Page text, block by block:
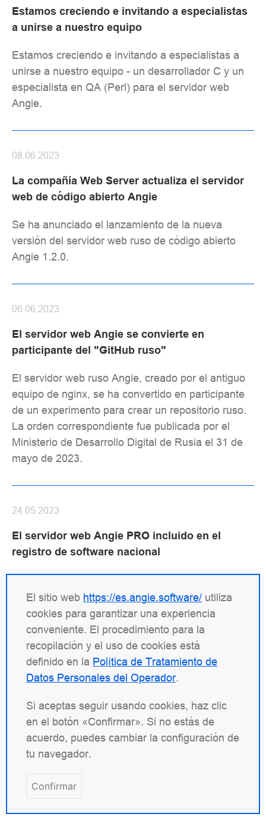
Estamos creciendo e invitando a especialistas
a unirse a nuestro equipo
Estamos creciendo e invitando a especialistas a
unirse a nuestro equipo - un desarrollador C y un
especialista en QA (Perl) para el servidor web
Angie.
La compañía Web Server actualiza el servidor
web de código abierto Angie
08.06.2023
Se ha anunciado el lanzamiento de la nueva
versión del servidor web ruso de código abierto
Angie 1.2.0.
El servidor web Angie se convierte en
participante del "GitHub ruso"
06.06.2023
El servidor web ruso Angie, creado por el antiguo
equipo de nginx, se ha convertido en participante
de un experimento para crear un repositorio ruso.
La orden correspondiente fue publicada por el
Ministerio de Desarrollo Digital de Rusia el 31 de
mayo de 2023.
El servidor web Angie PRO incluido en el
registro de software nacional
24.05.2023
antiguo equipo de nginx, ha sido incluido en el
registro de software nacional.
producto para clientes corporativos —
Angie PRO
27.03.2023
Angie ha superado la certificación de
Edition.
El sitio web https://es.angie.software/ utiliza
cookies para garantizar una experiencia
conveniente. El procedimiento para la
recopilación y el uso de cookies está
definido en la Política de Tratamiento de
Datos Personales del Operador.
Si aceptas seguir usando cookies, haz clic
en el botón «Confirmar». Si no estás de
acuerdo, puedes cambiar la configuración de
tu navegador.
Confirmar